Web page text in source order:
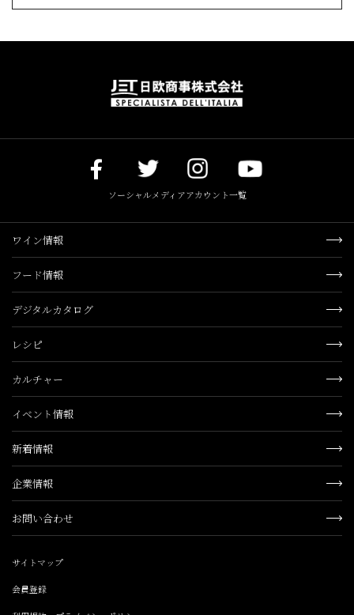
ソーシャルメディアアカウント一覧
ワイン情報
フード情報
デジタルカタログ
レシピ
カルチャー
イベント情報
新着情報
企業情報
お問い合わせ
サイトマップ
会員登録